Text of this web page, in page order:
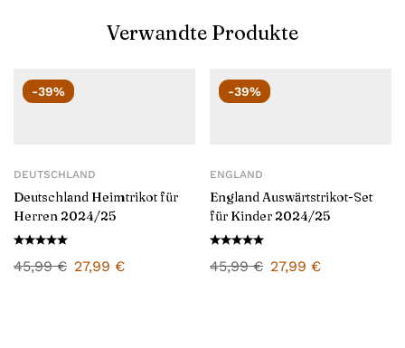
Verwandte Produkte
-39%
DEUTSCHLAND
Deutschland Heimtrikot für
Herren 2024/25
45,99€ 27,99 €
-39%
ENGLAND
England Auswärtstrikot-Set
für Kinder 2024/25
45,99€ 27,99 €